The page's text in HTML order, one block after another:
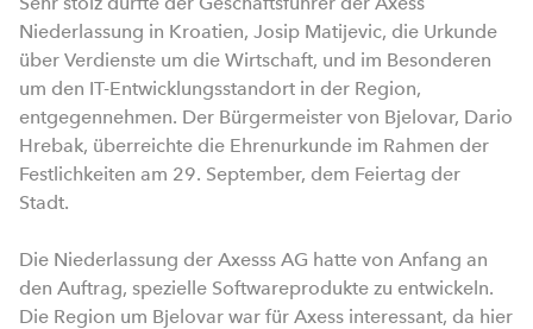
Niederlassung in Kroatien, Josip Matijevic, die Urkunde
über Verdienste um die Wirtschaft, und im Besonderen
um den IT-Entwicklungsstandort in der Region,
entgegennehmen. Der Bürgermeister von Bjelovar, Dario
Hrebak, überreichte die Ehrenurkunde im Rahmen der
Festlichkeiten am 29. September, dem Feiertag der
Stadt.
Die Niederlassung der Axesss AG hatte von Anfang an
den Auftrag, spezielle Softwareprodukte zu entwickeln.
Die Region um Bjelovar war für Axess interessant, da hier